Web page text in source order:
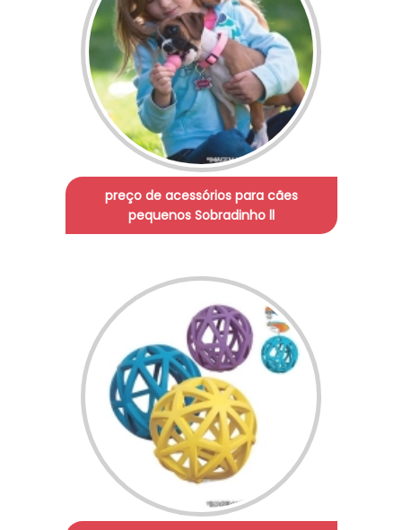
preço de acessórios para cães
pequenos Sobradinho ll